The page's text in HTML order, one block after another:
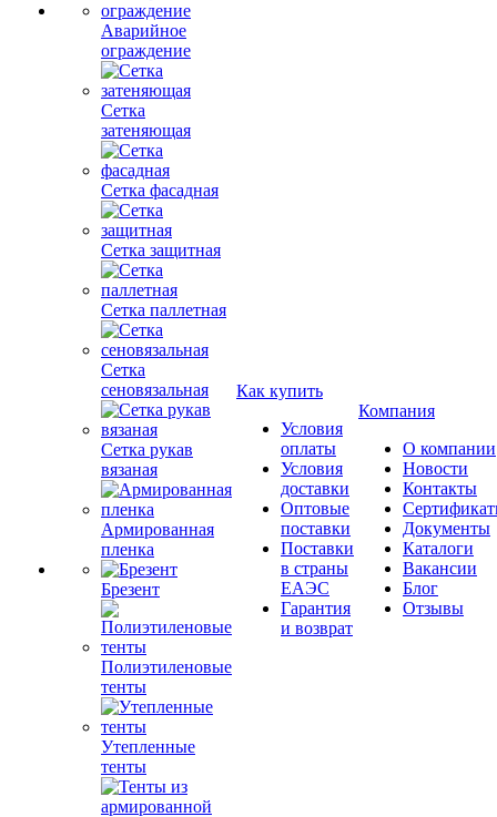
Аварийное
ограждение
Сетка
затеняющая
Сетка фасадная
Сетка защитная
Сетка паллетная
Сетка
сеновязальная
Сетка рукав
вязаная
Армированная
пленка
Брезент
Полиэтиленовые
тенты
Утепленные
тенты
Как купить
Условия
оплаты
Условия
доставки
Оптовые
поставки
Поставки
в страны
ЕАЭС
Гарантия
и возврат
Компания
О компании
Новости
Контакты
Документы
Каталоги
Вакансии
Блог
Отзывы